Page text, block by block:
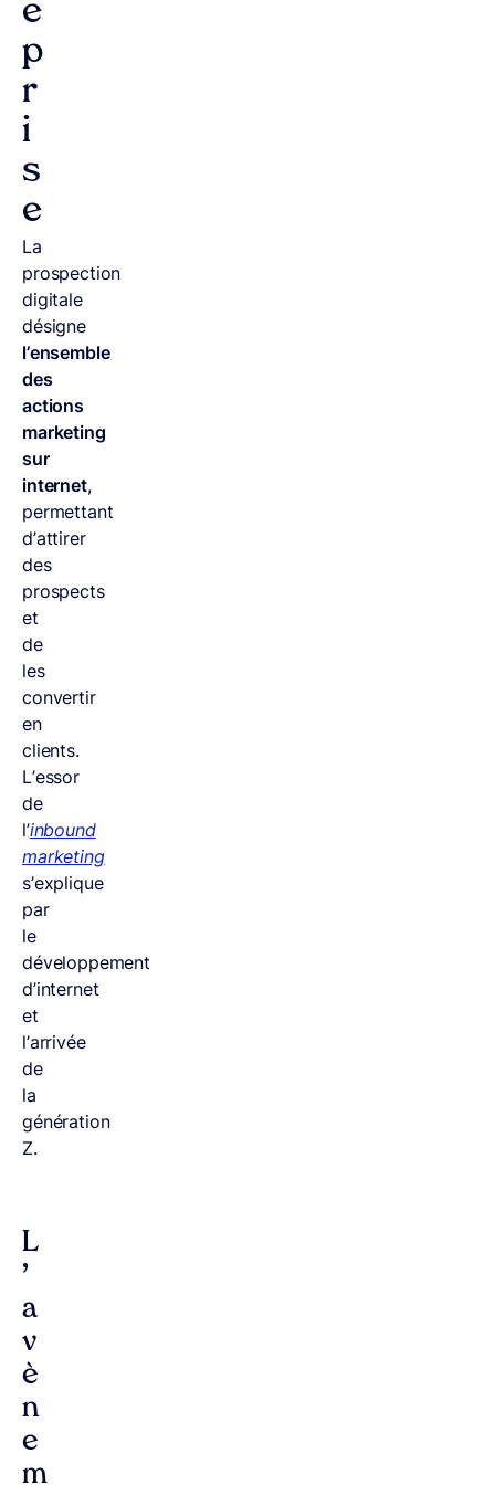
e
p
r
i
s
e
La
prospection
digitale
désigne
l’ensemble
des
actions
marketing
sur
internet,
permettant
d’attirer
des
prospects
et
de
les
convertir
en
clients.
L’essor
de
l’inbound
marketing
s’explique
par
le
développement
d’internet
et
l’arrivée
de
la
génération
Z.
L
’
a
v
è
n
e
m